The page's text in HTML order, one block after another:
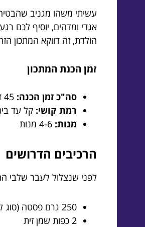
עשיתי משהו מגניב
אגדי ומדהים, יוסיף לכם
הולדת, זה דווקא המתכון
זמן הכנת המתכון
סה"כ זמן הכנה:
רמת קושי: קל עד
מנות:
הרכיבים הדרושים
לפני שנצלול לעבר שלבי
250 גרם פסטה (סוג לבחירתכם, אך אני ממליץ על פנה או ספגטי)
2 כפות שמן זית